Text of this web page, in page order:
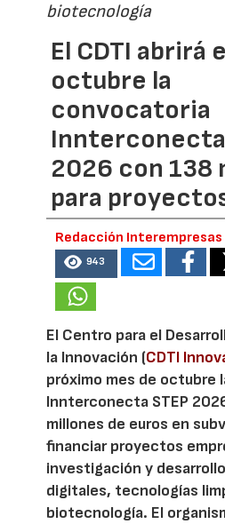
biotecnología
El CDTI abrirá
octubre la
convocatoria
Innterconecta
2026 con 138
para
Redacción Interempresas
943
El Centro para el
la Innovación (CDTI
próximo mes de octubre
Innterconecta STEP
millones de euros en
financiar proyectos
investigación y
digitales, tecnologías
biotecnología. El